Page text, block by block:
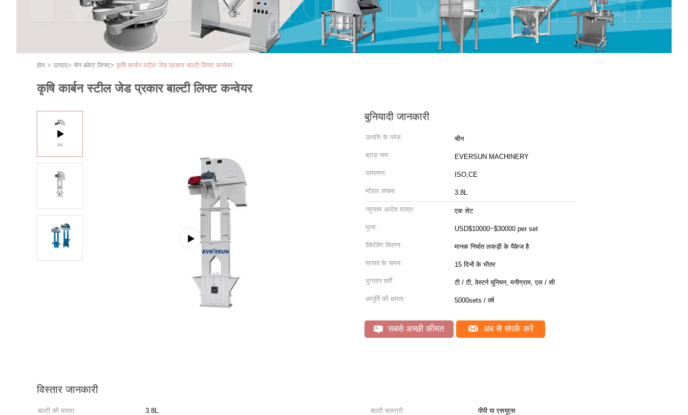
होम > उत्पाद> चेन बकेट लिफ्ट> कृषि कार्बन स्टील जेड प्रकार बाल्टी लिफ्ट कन्वेयर
कृषि कार्बन स्टील जेड प्रकार बाल्टी लिफ्ट कन्वेयर
बुनियादी जानकारी
उत्पत्ति के प्लेस: चीन
ब्रांड नाम: EVERSUN MACHINERY
प्रमाणन: ISO,CE
मॉडल संख्या: 3.8L
न्यूनतम आदेश मात्रा: एक सेट
मूल्य: USD$10000~$30000 per set
पैकेजिंग विवरण: मानक निर्यात लकड़ी के पैकेज है
प्रसव के समय: 15 दिनों के भीतर
भुगतान शर्तें: टी / टी, वेस्टर्न यूनियन, मनीग्राम, एल / सी
आपूर्ति की क्षमता: 5000sets / वर्ष
सबसे अच्छी कीमत अब से संपर्क करें
विस्तार जानकारी
बाल्टी की मात्रा: 3.8L बाल्टी सामग्री:
पीपी या एसयूएस